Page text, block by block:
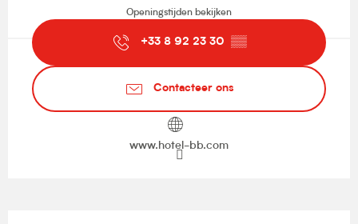
Openingstijden bekijken
+33 8 92 23 30 ▒▒
Contacteer ons
www.hotel-bb.com